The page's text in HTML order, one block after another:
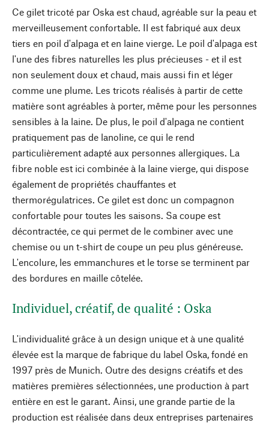
Ce gilet tricoté par Oska est chaud, agréable sur la peau et
merveilleusement confortable. Il est fabriqué aux deux
tiers en poil d'alpaga et en laine vierge. Le poil d'alpaga est
l'une des fibres naturelles les plus précieuses - et il est
non seulement doux et chaud, mais aussi fin et léger
comme une plume. Les tricots réalisés à partir de cette
matière sont agréables à porter, même pour les personnes
sensibles à la laine. De plus, le poil d'alpaga ne contient
pratiquement pas de lanoline, ce qui le rend
particulièrement adapté aux personnes allergiques. La
fibre noble est ici combinée à la laine vierge, qui dispose
également de propriétés chauffantes et
thermorégulatrices. Ce gilet est donc un compagnon
confortable pour toutes les saisons. Sa coupe est
décontractée, ce qui permet de le combiner avec une
chemise ou un t-shirt de coupe un peu plus généreuse.
L'encolure, les emmanchures et le torse se terminent par
des bordures en maille côtelée.
Individuel, créatif, de qualité : Oska
L'individualité grâce à un design unique et à une qualité
élevée est la marque de fabrique du label Oska, fondé en
1997 près de Munich. Outre des designs créatifs et des
matières premières sélectionnées, une production à part
entière en est le garant. Ainsi, une grande partie de la
production est réalisée dans deux entreprises partenaires